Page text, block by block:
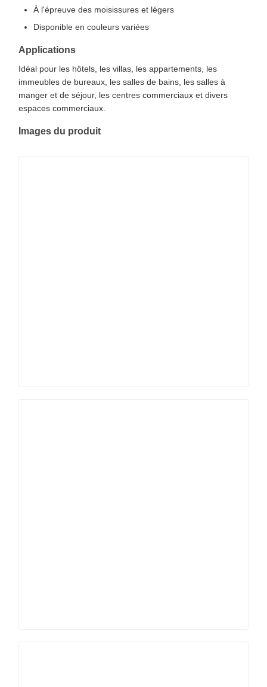
À l'épreuve des moisissures et légers
Disponible en couleurs variées
Applications
Idéal pour les hôtels, les villas, les appartements, les
immeubles de bureaux, les salles de bains, les salles à
manger et de séjour, les centres commerciaux et divers
espaces commerciaux.
Images du produit